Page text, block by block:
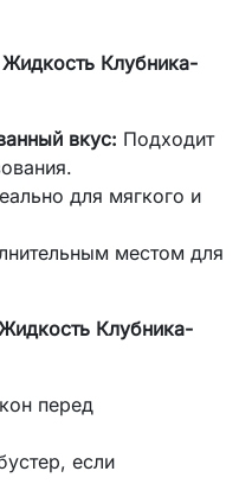
Клубника-
вкус: Подходит
для мягкого и
местом для
Клубника-
перед
если